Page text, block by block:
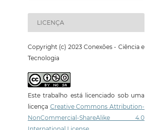
LICENÇA
Copyright (c) 2023 Conexões - Ciência e
Tecnologia
Este trabalho está licenciado sob uma
licença Creative Commons Attribution-
NonCommercial-ShareAlike 4.0